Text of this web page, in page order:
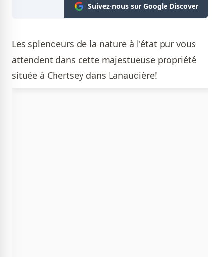
Suivez-nous sur Google Discover
Les splendeurs de la nature à l'état pur vous
attendent dans cette majestueuse propriété
située à Chertsey dans Lanaudière!